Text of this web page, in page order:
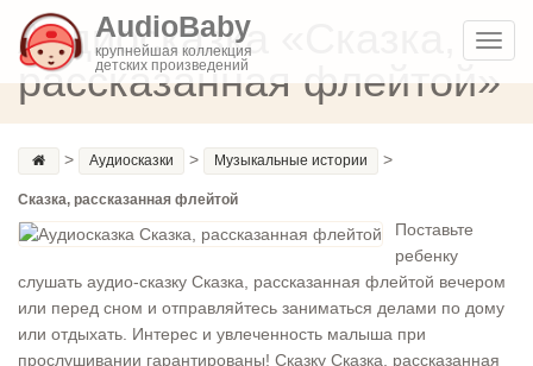
AudioBaby
крупнейшая коллекция
детских произведений
Аудиосказка «Сказка,
рассказанная флейтой»
> Аудиосказки > Музыкальные истории >
Сказка, рассказанная флейтой
Поставьте
ребенку
слушать аудио-сказку Сказка, рассказанная флейтой вечером
или перед сном и отправляйтесь заниматься делами по дому
или отдыхать. Интерес и увлеченность малыша при
прослушивании гарантированы! Сказку Сказка, рассказанная